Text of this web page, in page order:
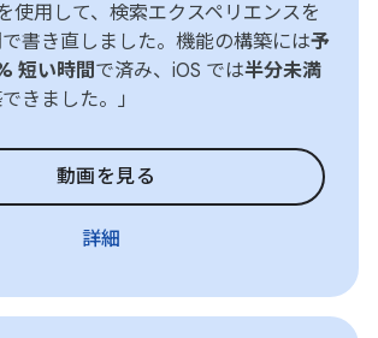
使用して、検索エクスペリエンスを
書き直しました。機能の構築には予
短い時間で済み、iOS では半分未満
きました。」
動画を見る
詳細